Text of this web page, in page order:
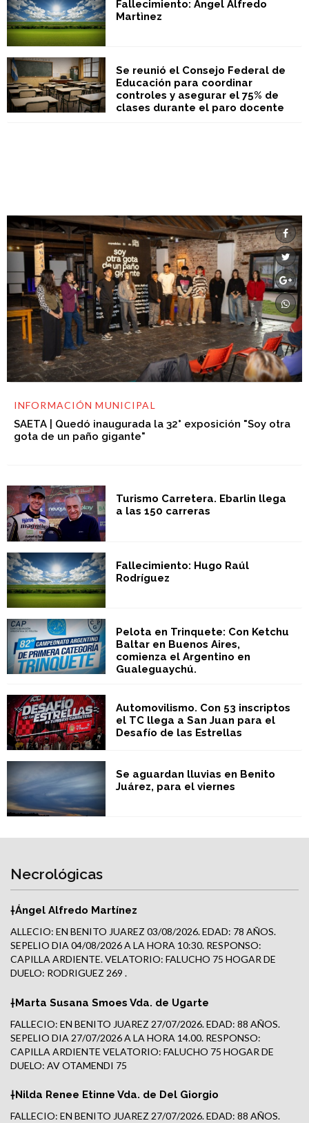
Fallecimiento: Ángel Alfredo
Martìnez
Se reunió el Consejo Federal de
Educación para coordinar
controles y asegurar el 75% de
clases durante el paro docente
INFORMACIÓN MUNICIPAL
SAETA | Quedó inaugurada la 32° exposición "Soy otra
gota de un paño gigante"
Turismo Carretera. Ebarlin llega
a las 150 carreras
Fallecimiento: Hugo Raúl
Rodríguez
Pelota en Trinquete: Con Ketchu
Baltar en Buenos Aires,
comienza el Argentino en
Gualeguaychú.
Automovilismo. Con 53 inscriptos
el TC llega a San Juan para el
Desafío de las Estrellas
Se aguardan lluvias en Benito
Juárez, para el viernes
Necrológicas
†Ángel Alfredo Martínez
ALLECIO: EN BENITO JUAREZ 03/08/2026. EDAD: 78 AÑOS.
SEPELIO DIA 04/08/2026 A LA HORA 10:30. RESPONSO:
CAPILLA ARDIENTE. VELATORIO: FALUCHO 75 HOGAR DE
DUELO: RODRIGUEZ 269 .
†Marta Susana Smoes Vda. de Ugarte
FALLECIO: EN BENITO JUAREZ 27/07/2026. EDAD: 88 AÑOS.
SEPELIO DIA 27/07/2026 A LA HORA 14.00. RESPONSO:
CAPILLA ARDIENTE VELATORIO: FALUCHO 75 HOGAR DE
DUELO: AV OTAMENDI 75
†Nilda Renee Etinne Vda. de Del Giorgio
FALLECIO: EN BENITO JUAREZ 27/07/2026. EDAD: 88 AÑOS.